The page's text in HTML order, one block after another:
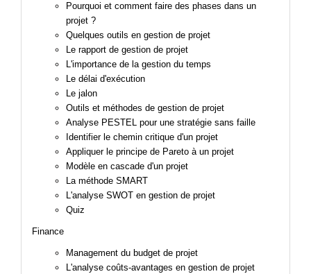
Pourquoi et comment faire des phases dans un
projet ?
Quelques outils en gestion de projet
Le rapport de gestion de projet
L'importance de la gestion du temps
Le délai d'exécution
Le jalon
Outils et méthodes de gestion de projet
Analyse PESTEL pour une stratégie sans faille
Identifier le chemin critique d'un projet
Appliquer le principe de Pareto à un projet
Modèle en cascade d'un projet
La méthode SMART
L'analyse SWOT en gestion de projet
Quiz
Finance
Management du budget de projet
L'analyse coûts-avantages en gestion de projet